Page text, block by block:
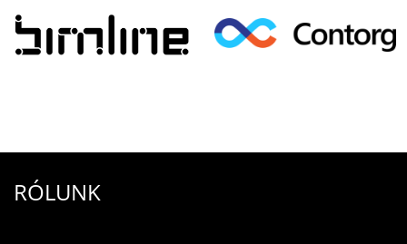
RÓLUNK